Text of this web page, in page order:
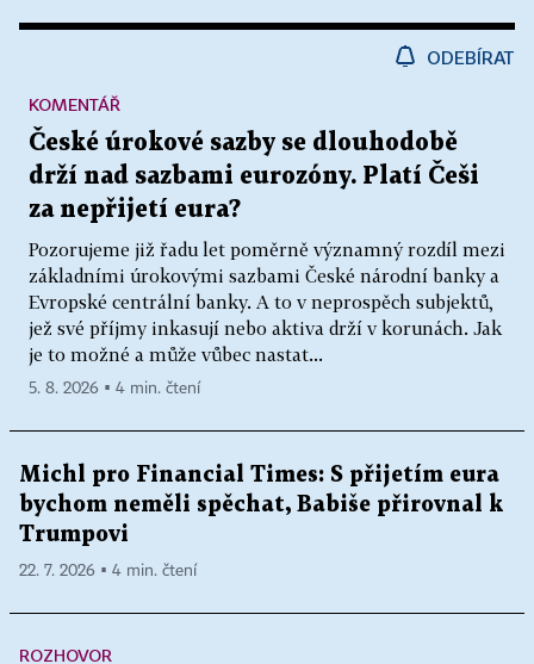
ODEBÍRAT
České úrokové sazby se dlouhodobě
drží nad sazbami eurozóny. Platí Češi
za nepřijetí eura?
Pozorujeme již řadu let poměrně významný rozdíl mezi
základními úrokovými sazbami České národní banky a
Evropské centrální banky. A to v neprospěch subjektů,
jež své příjmy inkasují nebo aktiva drží v korunách. Jak
je to možné a může vůbec nastat...
KOMENTÁŘ
5. 8. 2026 ▪ 4 min. čtení
Michl pro Financial Times: S přijetím eura
bychom neměli spěchat, Babiše přirovnal k
Trumpovi
22. 7. 2026 ▪ 4 min. čtení
ROZHOVOR